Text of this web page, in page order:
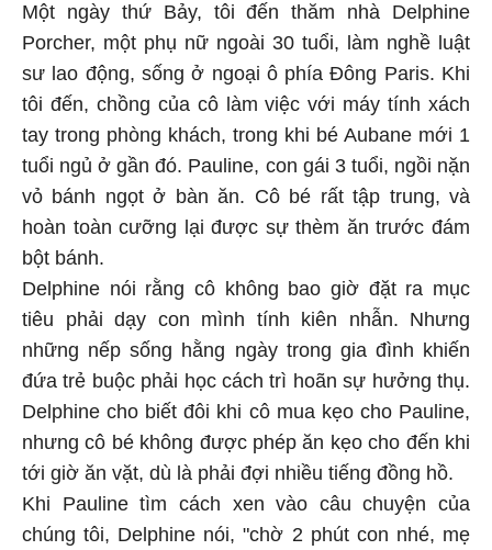
Một ngày thứ Bảy, tôi đến thăm nhà Delphine
Porcher, một phụ nữ ngoài 30 tuổi, làm nghề luật
sư lao động, sống ở ngoại ô phía Đông Paris. Khi
tôi đến, chồng của cô làm việc với máy tính xách
tay trong phòng khách, trong khi bé Aubane mới 1
tuổi ngủ ở gần đó. Pauline, con gái 3 tuổi, ngồi nặn
vỏ bánh ngọt ở bàn ăn. Cô bé rất tập trung, và
hoàn toàn cưỡng lại được sự thèm ăn trước đám
bột bánh.
Delphine nói rằng cô không bao giờ đặt ra mục
tiêu phải dạy con mình tính kiên nhẫn. Nhưng
những nếp sống hằng ngày trong gia đình khiến
đứa trẻ buộc phải học cách trì hoãn sự hưởng thụ.
Delphine cho biết đôi khi cô mua kẹo cho Pauline,
nhưng cô bé không được phép ăn kẹo cho đến khi
tới giờ ăn vặt, dù là phải đợi nhiều tiếng đồng hồ.
Khi Pauline tìm cách xen vào câu chuyện của
chúng tôi, Delphine nói, "chờ 2 phút con nhé, mẹ